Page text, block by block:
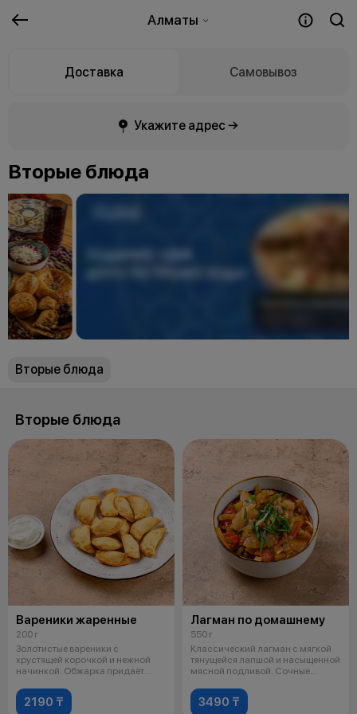
Алматы
Доставка Самовывоз
Укажите адрес →
Вторые блюда
Вторые блюда
Вторые блюда
Вареники жаренные
200 г
Золотистые вареники с
хрустящей корочкой и нежной
начинкой. Обжарка придаёт
2190 ₸
Лагман по домашнему
550 г
Классический лагман с мягкой
тянущейся лапшой и насыщенной
мясной подливой. Сочные
3490 ₸